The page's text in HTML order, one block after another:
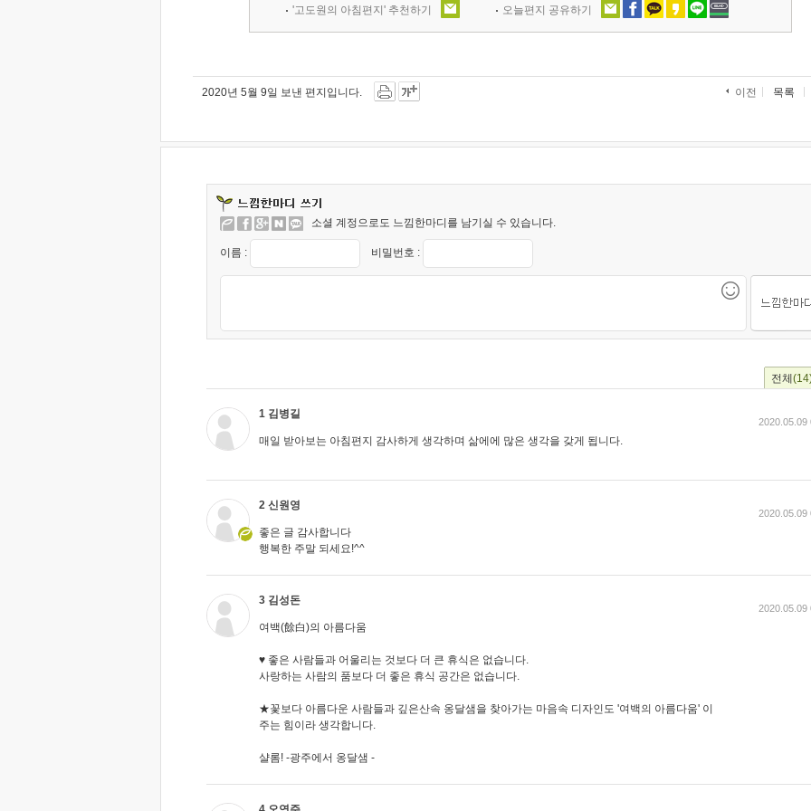
'고도원의 아침편지' 추천하기 오늘편지 공유하기
2020년 5월 9일 보낸 편지입니다. 이전 목록
소셜 계정으로도 느낌한마디를 남기실 수 있습니다.
이름 : 비밀번호 :
전체
1 김병길
매일 받아보는 아침편지 감사하게 생각하며 삶에에 많은 생각을 갖게 됩니다.
2020.05.09
2 신원영
좋은 글 감사합니다
행복한 주말 되세요!^^
2020.05.09
3 김성돈
여백(餘白)의 아름다움
♥ 좋은 사람들과 어울리는 것보다 더 큰 휴식은 없습니다.
사랑하는 사람의 품보다 더 좋은 휴식 공간은 없습니다.
★꽃보다 아름다운 사람들과 깊은산속 옹달샘을 찾아가는 마음속 디자인도 '여백의 아름다움' 이
주는 힘이라 생각합니다.
샬롬! -광주에서 옹달샘 -
2020.05.09